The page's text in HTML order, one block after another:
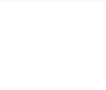
权)
（增资）
）